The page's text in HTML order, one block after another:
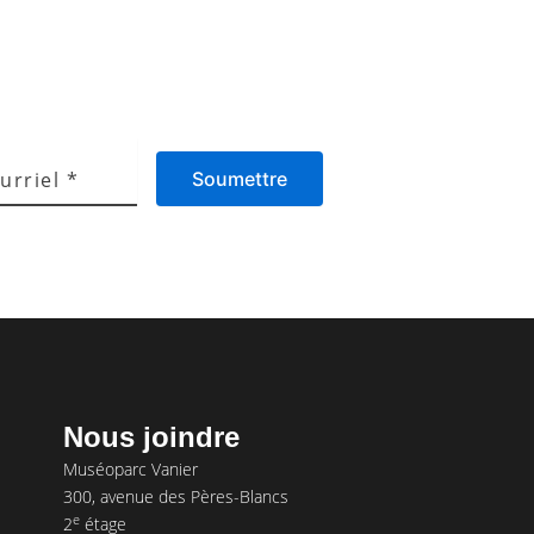
Soumettre
Nous joindre
Muséoparc Vanier
300, avenue des Pères-Blancs
2e étage